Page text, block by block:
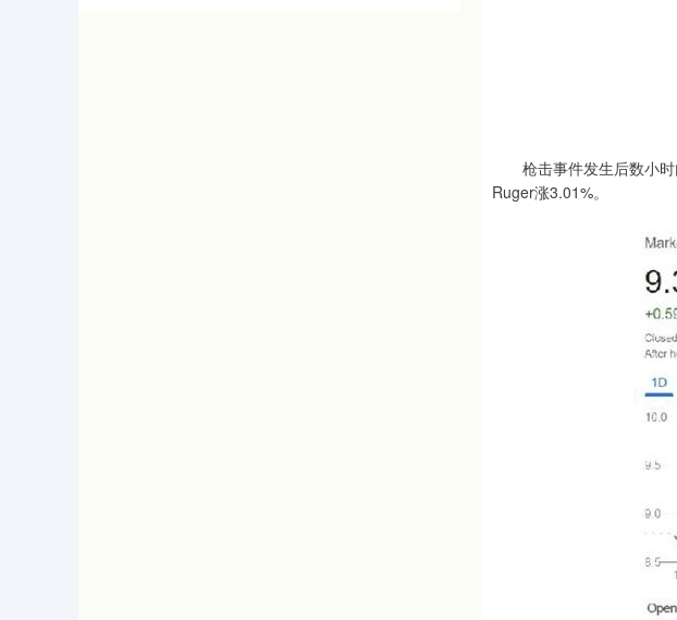
枪击事件发生后数小时
Ruger涨3.01%。